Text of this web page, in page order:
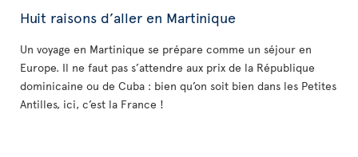
Huit raisons d’aller en Martinique
Un voyage en Martinique se prépare comme un séjour en
Europe. Il ne faut pas s’attendre aux prix de la République
dominicaine ou de Cuba : bien qu’on soit bien dans les Petites
Antilles, ici, c’est la France !